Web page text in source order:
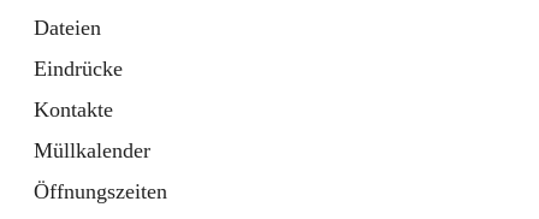
Dateien
Eindrücke
Kontakte
Müllkalender
Öffnungszeiten